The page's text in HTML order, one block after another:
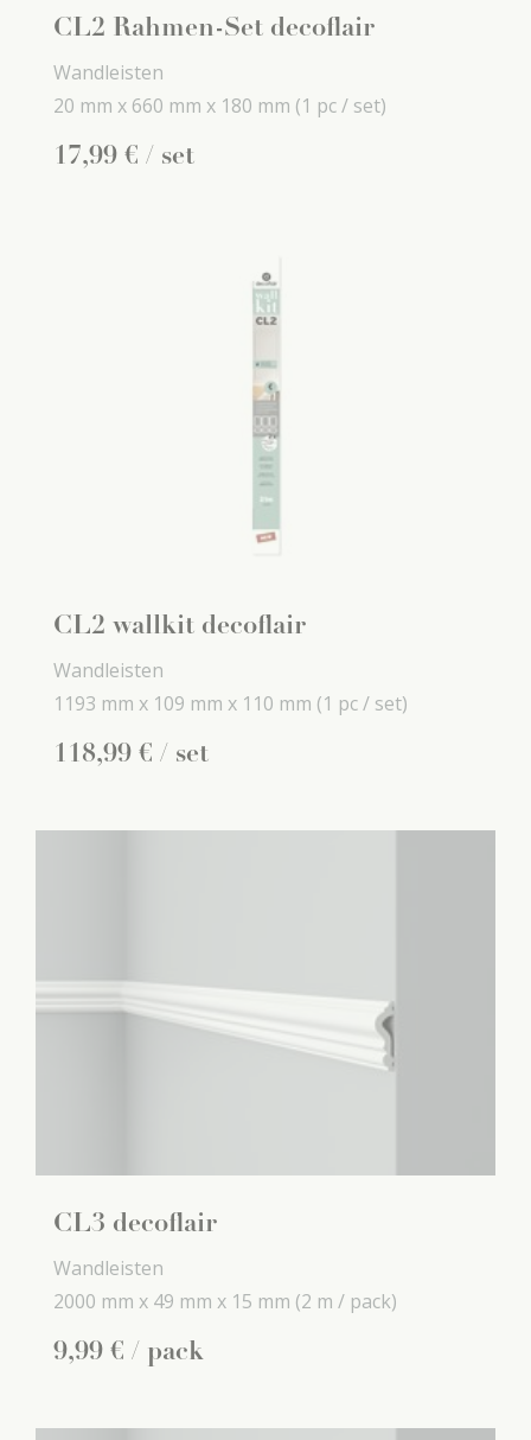
CL2 Rahmen-Set decoflair
Wandleisten
20 mm x 660 mm x 180 mm (1 pc / set)
17,99 € / set
CL2 wallkit decoflair
Wandleisten
1193 mm x 109 mm x 110 mm (1 pc / set)
118,99 € / set
CL3 decoflair
Wandleisten
2000 mm x 49 mm x 15 mm (2 m / pack)
9,99 € / pack